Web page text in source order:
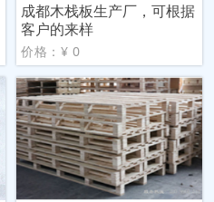
成都木栈板生产厂，可根据
客户的来样
价格：¥ 0